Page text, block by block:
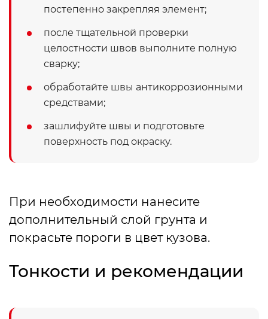
постепенно закрепляя элемент;
после тщательной проверки
целостности швов выполните полную
сварку;
обработайте швы антикоррозионными
средствами;
зашлифуйте швы и подготовьте
поверхность под окраску.
При необходимости нанесите
дополнительный слой грунта и
покрасьте пороги в цвет кузова.
Тонкости и рекомендации